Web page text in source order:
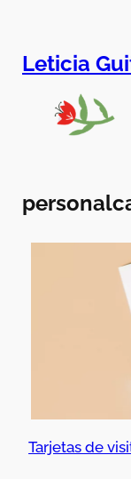
Leticia
Tarjetas de